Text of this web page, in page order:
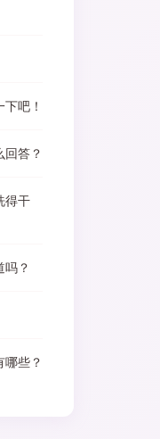
吧！
回答？
得干
吗？
哪些？